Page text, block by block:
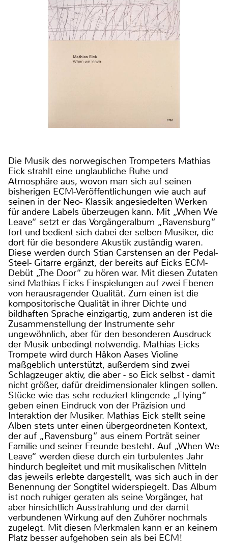
Die Musik des norwegischen Trompeters Mathias
Eick strahlt eine unglaubliche Ruhe und
Atmosphäre aus, wovon man sich auf seinen
bisherigen ECM-Veröffentlichungen wie auch auf
seinen in der Neo- Klassik angesiedelten Werken
für andere Labels überzeugen kann. Mit „When We
Leave“ setzt er das Vorgängeralbum „Ravensburg“
fort und bedient sich dabei der selben Musiker, die
dort für die besondere Akustik zuständig waren.
Diese werden durch Stian Carstensen an der Pedal-
Steel- Gitarre ergänzt, der bereits auf Eicks ECM-
Debüt „The Door“ zu hören war. Mit diesen Zutaten
sind Mathias Eicks Einspielungen auf zwei Ebenen
von herausragender Qualität. Zum einen ist die
kompositorische Qualität in ihrer Dichte und
bildhaften Sprache einzigartig, zum anderen ist die
Zusammenstellung der Instrumente sehr
ungewöhnlich, aber für den besonderen Ausdruck
der Musik unbedingt notwendig. Mathias Eicks
Trompete wird durch Håkon Aases Violine
maßgeblich unterstützt, außerdem sind zwei
Schlagzeuger aktiv, die aber - so Eick selbst - damit
nicht größer, dafür dreidimensionaler klingen sollen.
Stücke wie das sehr reduziert klingende „Flying“
geben einen Eindruck von der Präzision und
Interaktion der Musiker. Mathias Eick stellt seine
Alben stets unter einen übergeordneten Kontext,
der auf „Ravensburg“ aus einem Porträt seiner
Familie und seiner Freunde besteht. Auf „When We
Leave“ werden diese durch ein turbulentes Jahr
hindurch begleitet und mit musikalischen Mitteln
das jeweils erlebte dargestellt, was sich auch in der
Benennung der Songtitel widerspiegelt. Das Album
ist noch ruhiger geraten als seine Vorgänger, hat
aber hinsichtlich Ausstrahlung und der damit
verbundenen Wirkung auf den Zuhörer nochmals
zugelegt. Mit diesen Merkmalen kann er an keinem
Platz besser aufgehoben sein als bei ECM!